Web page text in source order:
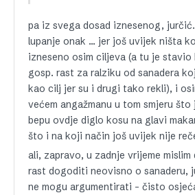
pa iz svega dosad iznesenog,
lupanje onak … jer još uvijek ništa
izneseno osim ciljeva (a tu je
gosp. rast za ralziku od sanadera
kao cilj jer su i drugi tako rekli), i
većem angažmanu u tom smjeru
bepu ovdje diglo kosu na glavi
što i na koji način još uvijek nije
ali, zapravo, u zadnje vrijeme mislim
rast dogoditi neovisno o sanaderu,
ne mogu argumentirati – čisto